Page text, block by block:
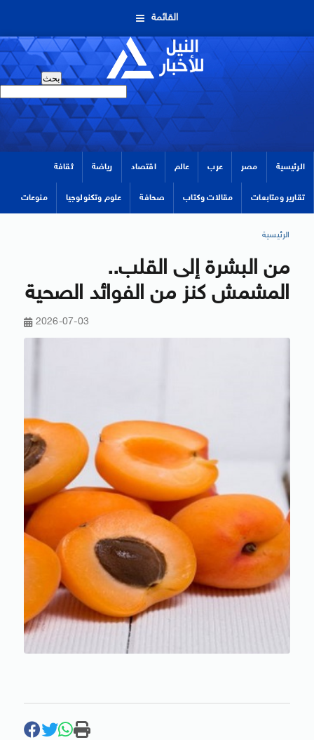
القائمة
الرئيسية مصر عرب عالم اقتصاد رياضة ثقافة
تقارير ومتابعات مقالات وكتاب صحافة علوم وتكنولوجيا منوعات
الرئيسية
من البشرة إلى القلب..
المشمش كنز من الفوائد الصحية
2026-07-03